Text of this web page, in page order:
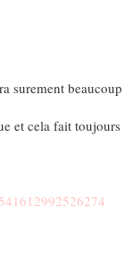
surement beaucoup
et cela fait toujours